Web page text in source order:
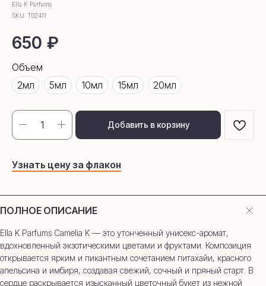
Ella K Parfums
SKU: Т02411
650 ₽
Объем
2мл
5мл 10мл 15мл 20мл
Добавить в корзину
Узнать цену за флакон
ПОЛНОЕ ОПИСАНИЕ
Ella K Parfums Camelia K — это утонченный унисекс-аромат,
вдохновленный экзотическими цветами и фруктами. Композиция
открывается ярким и пикантным сочетанием питахайи, красного
апельсина и имбиря, создавая свежий, сочный и пряный старт. В
сердце раскрывается изысканный цветочный букет из нежной